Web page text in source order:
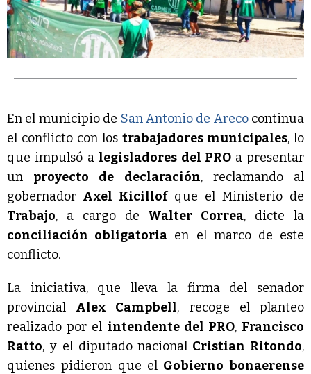
En el municipio de San Antonio de Arecocontinua
el conflicto con los trabajadores municipales, lo
que impulsó a legisladores del PRO a presentar
un proyecto de declaración, reclamando al
gobernador Axel Kicillof que el Ministerio de
Trabajo, a cargo de Walter Correa, dicte la
conciliación obligatoria en el marco de este
conflicto.
La iniciativa, que lleva la firma del senador
provincial Alex Campbell, recoge el planteo
realizado por el intendente del PRO, Francisco
Ratto, y el diputado nacional Cristian Ritondo,
quienes pidieron que el Gobierno bonaerense